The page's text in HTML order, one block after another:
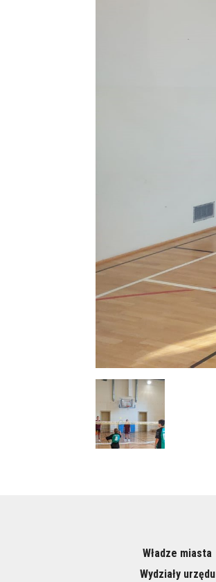
Władze miasta
Wydziały urzędu